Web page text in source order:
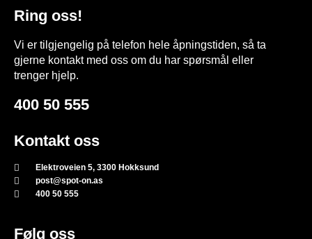
Ring oss!
Vi er tilgjengelig på telefon hele åpningstiden, så ta
gjerne kontakt med oss om du har spørsmål eller
trenger hjelp.
400 50 555
Kontakt oss
Elektroveien 5, 3300 Hokksund
post@spot-on.as
400 50 555
Følg oss